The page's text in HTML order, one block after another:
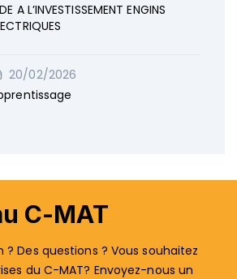
A L’INVESTISSEMENT ENGINS
20/02/2026
C-MAT
Des questions ? Vous souhaitez
du C-MAT? Envoyez-nous un